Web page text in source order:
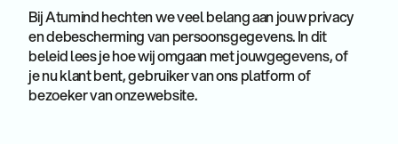
Bij Atumind hechten we veel belang aan jouw privacy
en debescherming van persoonsgegevens. In dit
beleid lees je hoe wij omgaan met jouwgegevens, of
je nu klant bent, gebruiker van ons platform of
bezoeker van onzewebsite.